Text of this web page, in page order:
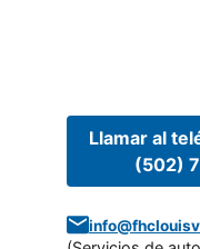
Llamar al
(502)